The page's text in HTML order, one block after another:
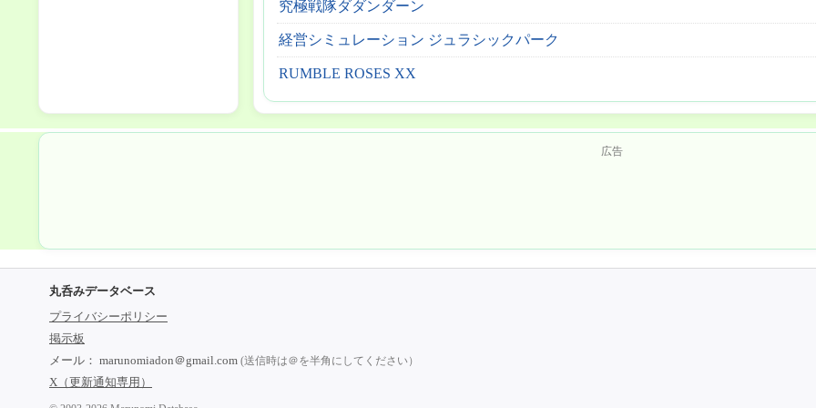
究極戦隊ダダンダーン
経営シミュレーション ジュラシックパーク
RUMBLE ROSES XX
広告
丸呑みデータベース
プライバシーポリシー
掲示板
メール： marunomiadon＠gmail.com (送信時は＠を半角にしてください）
X（更新通知専用）